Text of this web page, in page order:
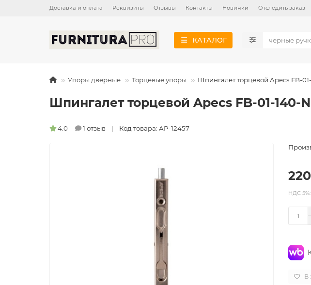
Доставка и оплата Реквизиты Отзывы Контакты Новинки Отследить заказ
КАТАЛОГ
Упоры дверные Торцевые упоры Шпингалет торцевой Apecs FB-
Шпингалет торцевой Apecs FB-01-140-
4.0 1 отзыв Код товара: AP-12457
НДС 5%:
В